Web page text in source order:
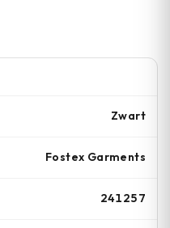
Zwart
Fostex Garments
241257